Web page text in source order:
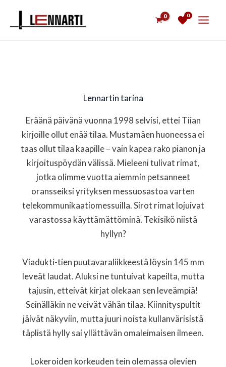
0
Lennartin tarina
Eräänä päivänä vuonna 1998 selvisi, ettei Tiian
kirjoille ollut enää tilaa. Mustamäen huoneessa ei
taas ollut tilaa kaapille – vain kapea rako pianon ja
kirjoituspöydän välissä. Mieleeni tulivat rimat,
jotka olimme vuotta aiemmin petsanneet
oransseiksi yrityksen messuosastoa varten
telekommunikaatiomessuilla. Sirot rimat lojuivat
varastossa käyttämättöminä. Tekisikö niistä
hyllyn?
Viadukti-tien puutavaraliikkeestä löysin 145 mm
leveät laudat. Aluksi ne tuntuivat kapeilta, mutta
tajusin, etteivät kirjat olekaan sen leveämpiä!
Seinälläkin ne veivät vähän tilaa. Kiinnityspultit
jäivät näkyviin, mutta juuri noista kullanvärisistä
täplistä hylly sai yllättävän omaleimaisen ilmeen.
Lokeroiden korkeuden tein olemassa olevien